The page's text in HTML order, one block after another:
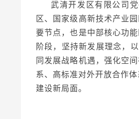
武清开发区有限公司
区、国家级高新技术产业
要节点，也是中部核心功
阶段，坚持新发展理念，
同发展战略机遇，强化空
系、高标准对外开放合作
建设新局面。